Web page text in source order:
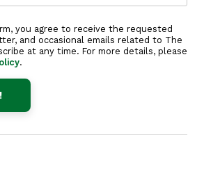
you agree to receive the requested
and occasional emails related to The
at any time. For more details, please
.